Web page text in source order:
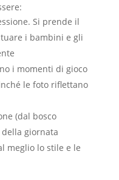
Si prende il
i bambini e gli
i momenti di gioco
le foto riflettano
(dal bosco
giornata
meglio lo stile e le